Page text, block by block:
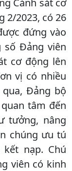
Cảnh sát cơ
2/2023, có 26
đứng vào
số Đảng viên
cơ động lên
vị có nhiều
Đảng bộ
tâm đến
tưởng, nâng
chúng ưu tú
nạp. Chú
viên có kinh